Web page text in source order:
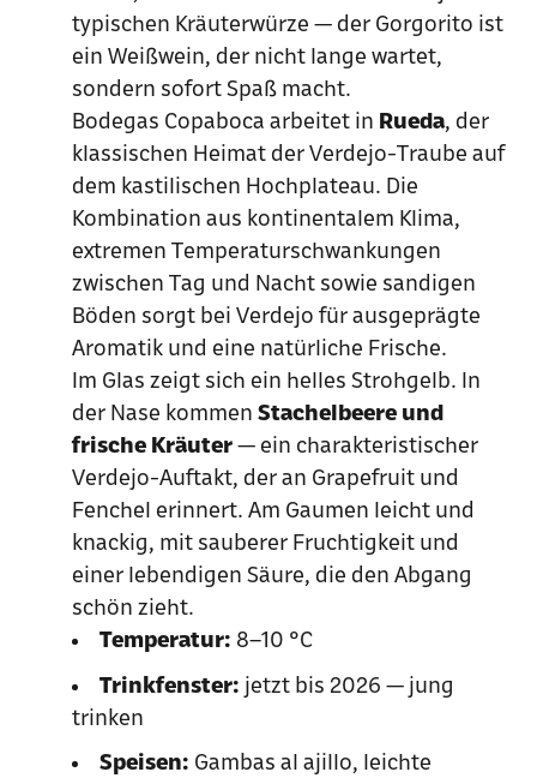
typischen Kräuterwürze — der Gorgorito ist
ein Weißwein, der nicht lange wartet,
sondern sofort Spaß macht.
Bodegas Copaboca arbeitet in Rueda, der
klassischen Heimat der Verdejo-Traube auf
dem kastilischen Hochplateau. Die
Kombination aus kontinentalem Klima,
extremen Temperaturschwankungen
zwischen Tag und Nacht sowie sandigen
Böden sorgt bei Verdejo für ausgeprägte
Aromatik und eine natürliche Frische.
Im Glas zeigt sich ein helles Strohgelb. In
der Nase kommen Stachelbeere und
frische Kräuter — ein charakteristischer
Verdejo-Auftakt, der an Grapefruit und
Fenchel erinnert. Am Gaumen leicht und
knackig, mit sauberer Fruchtigkeit und
einer lebendigen Säure, die den Abgang
schön zieht.
Temperatur: 8–10 °C
Trinkfenster: jetzt bis 2026 — jung
trinken
Speisen: Gambas al ajillo, leichte